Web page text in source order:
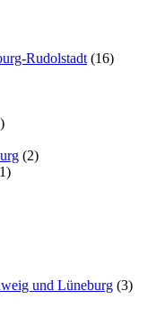
Rudolstadt (16)
(2)
und Lüneburg (3)